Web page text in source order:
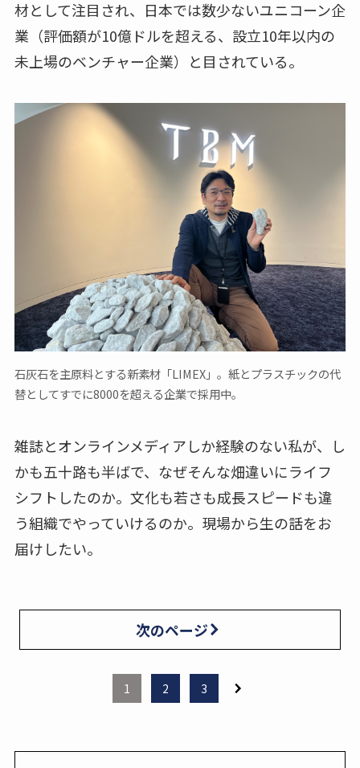
材として注目され、日本では数少ないユニコーン企
業（評価額が10億ドルを超える、設立10年以内の
未上場のベンチャー企業）と目されている。
石灰石を主原料とする新素材「LIMEX」。紙とプラスチックの代
替としてすでに8000を超える企業で採用中。
雑誌とオンラインメディアしか経験のない私が、し
かも五十路も半ばで、なぜそんな畑違いにライフ
シフトしたのか。文化も若さも成長スピードも違
う組織でやっていけるのか。現場から生の話をお
届けしたい。
次のページ
1 2 3